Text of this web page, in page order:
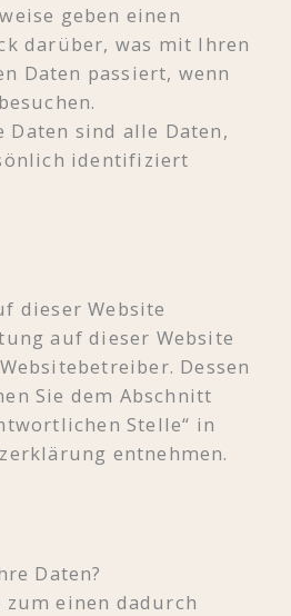
geben einen
darüber, was mit Ihren
Daten passiert, wenn
Daten sind alle Daten,
identifiziert
dieser Website
auf dieser Website
Dessen
Sie dem Abschnitt
Stelle“ in
entnehmen.
Daten?
einen dadurch